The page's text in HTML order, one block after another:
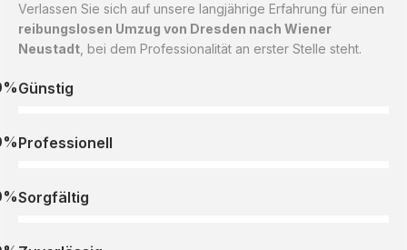
Verlassen Sie sich auf unsere langjährige Erfahrung für einen
reibungslosen Umzug von Dresden nach Wiener
Neustadt , bei dem Professionalität an erster Stelle steht.
Günstig
Professionell
Sorgfältig